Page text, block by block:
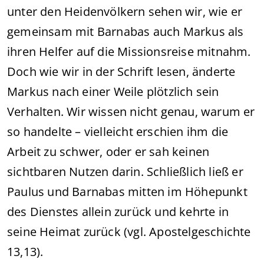
unter den Heidenvölkern sehen wir, wie er
gemeinsam mit Barnabas auch Markus als
ihren Helfer auf die Missionsreise mitnahm.
Doch wie wir in der Schrift lesen, änderte
Markus nach einer Weile plötzlich sein
Verhalten. Wir wissen nicht genau, warum er
so handelte – vielleicht erschien ihm die
Arbeit zu schwer, oder er sah keinen
sichtbaren Nutzen darin. Schließlich ließ er
Paulus und Barnabas mitten im Höhepunkt
des Dienstes allein zurück und kehrte in
seine Heimat zurück (vgl. Apostelgeschichte
13,13).